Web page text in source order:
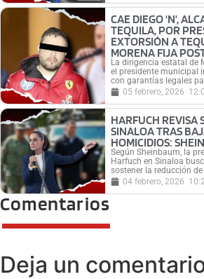
CAE DIEGO ‘N’,
TEQUILA, POR
EXTORSIÓN A
MORENA FIJA
La dirigencia estatal de
el presidente municipal
con garantías legales
05 febrero, 2026
HARFUCH REVISA
SINALOA TRAS
HOMICIDIOS:
Según Sheinbaum, la
Harfuch en Sinaloa
sostener la reducción
04 febrero, 2026
Comentarios
Deja un